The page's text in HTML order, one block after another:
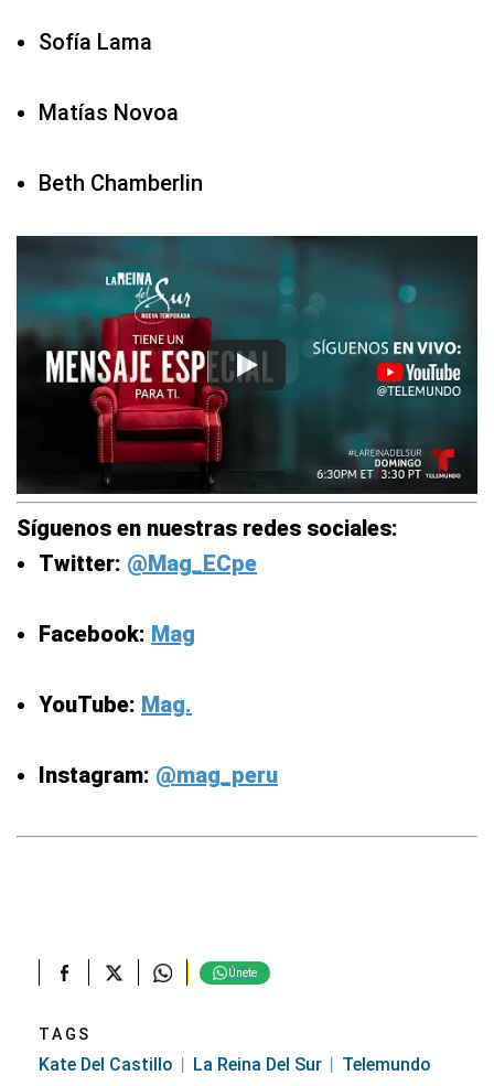
Sofía Lama
Matías Novoa
Beth Chamberlin
Síguenos en nuestras redes sociales:
Twitter: @Mag_ECpe
Facebook: Mag
YouTube: Mag.
Instagram: @mag_peru
Únete
TAGS
Kate Del Castillo La Reina Del Sur Telemundo